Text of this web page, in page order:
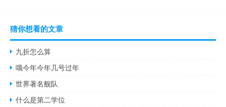
猜你想看的文章
九折怎么算
哦今年今年几号过年
世界著名舰队
什么是第二学位